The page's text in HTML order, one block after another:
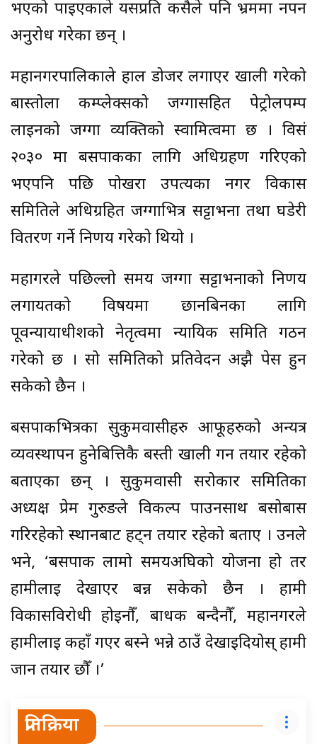
भएको पाइएकाले यसप्रति कसैले पनि भ्रममा नपर्न
अनुरोध गरेका छन् ।
महानगरपालिकाले हाल डोजर लगाएर खाली गरेको
बास्तोला कम्प्लेक्सको जग्गासहित पेट्रोलपम्प
लाइनको जग्गा व्यक्तिको स्वामित्वमा छ । विसं
२०३० मा बसपार्कका लागि अधिग्रहण गरिएको
भएपनि पछि पोखरा उपत्यका नगर विकास
समितिले अधिग्रहित जग्गाभित्र सट्टाभर्ना तथा घडेरी
वितरण गर्ने निर्णय गरेको थियो ।
महागरले पछिल्लो समय जग्गा सट्टाभर्नाको निर्णय
लगायतको विषयमा छानबिनका लागि
पूर्वन्यायाधीशको नेतृत्वमा न्यायिक समिति गठन
गरेको छ । सो समितिको प्रतिवेदन अझै पेस हुन
सकेको छैन ।
बसपार्कभित्रका सुकुमवासीहरु आफूहरुको अन्यत्र
व्यवस्थापन हुनेबित्तिकै बस्ती खाली गर्न तयार रहेको
बताएका छन् । सुकुमवासी सरोकार समितिका
अध्यक्ष प्रेम गुरुङले विकल्प पाउनसाथ बसोबास
गरिरहेको स्थानबाट हट्न तयार रहेको बताए । उनले
भने, ‘बसपार्क लामो समयअघिको योजना हो तर
हामीलाई देखाएर बन्न सकेको छैन । हामी
विकासविरोधी होइनौँ, बाधक बन्दैनौँ, महानगरले
हामीलाई कहाँ गएर बस्ने भन्ने ठाउँ देखाइदियोस् हामी
जान तयार छौँ ।’
प्रतिक्रिया